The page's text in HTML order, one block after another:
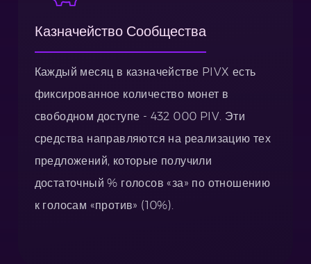
Казначейство Сообщества
Каждый месяц в казначействе PIVX есть
фиксированное количество монет в
свободном доступе - 432 000 PIV. Эти
средства направляются на реализацию тех
предложений, которые получили
достаточный % голосов «за» по отношению
к голосам «против» (10%).